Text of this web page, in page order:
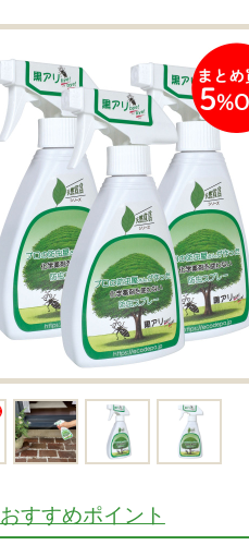
おすすめポイント